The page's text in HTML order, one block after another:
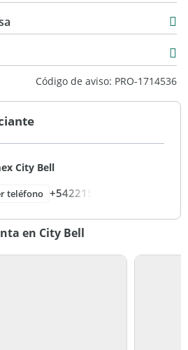
Código de aviso: PRO-1714536
City Bell
teléfono +542215
en City Bell